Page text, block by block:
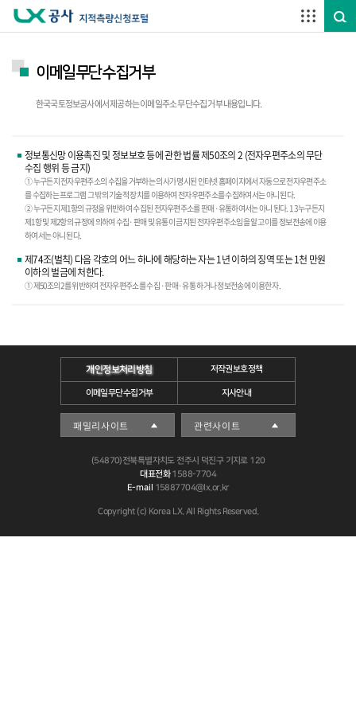
이메일무단수집거부
한국국토정보공사에서 제공하는 이메일주소 무단수집 거부 내용입니다.
정보통신망 이용촉진 및 정보보호 등에 관한 법률 제50조의 2 (전자우편주소의 무단
수집 행위 등 금지)
① 누구든지 전자우편주소의 수집을 거부하는 의사가 명시된 인터넷 홈페이지에서 자동으로 전자우편주소
를 수집하는 프로그램 그 밖의 기술적 장치를 이용하여 전자우편주소를 수집하여서는 아니 된다.
② 누구든지 제1항의 규정을 위반하여 수집된 전자우편주소를 판매·유통하여서는 아니 된다. 1 3 누구든지
제1항 및 제2항의 규정에 의하여 수집·판매 및 유통이 금지된 전자우편주소임을 알고 이를 정보전송에 이용
하여서는 아니 된다.
제74조(벌칙) 다음 각호의 어느 하나에 해당하는 자는 1년 이하의 징역 또는 1천 만원
이하의 벌금에 처한다.
① 제50조의 2를 위반하여 전자우편주소를 수집 ·판매·유통 하거나 정보전송에 이용한 자.
개인정보처리방침 저작권보호정책
이메일무단수집거부 지사안내
(54870)전북특별자치도 전주시 덕진구 기지로 120
대표전화1588-7704
E-mail 15887704@lx.or.kr
Copyright (c) Korea LX. All Rights Reserved.